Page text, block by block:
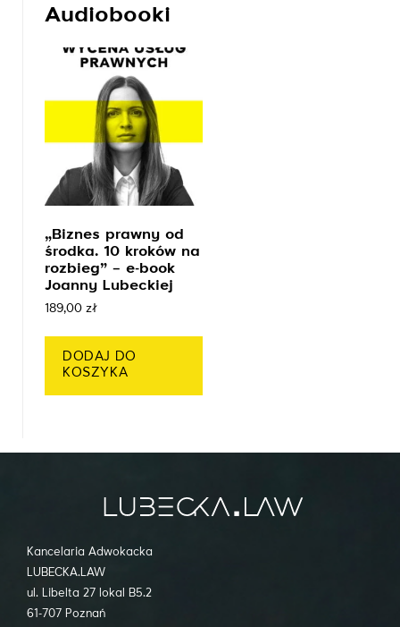
Audiobooki
„Biznes prawny od
środka. 10 kroków na
rozbieg” – e-book
Joanny Lubeckiej
189,00 zł
DODAJ DO
KOSZYKA
Kancelaria Adwokacka
LUBECKA.LAW
ul. Libelta 27 lokal B5.2
61-707 Poznań